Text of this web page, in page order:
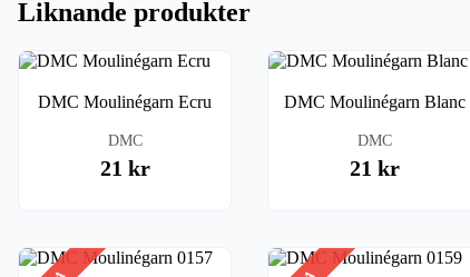
Liknande produkter
DMC Moulinégarn Ecru
DMC
21 kr
DMC Moulinégarn Blanc
DMC
21 kr